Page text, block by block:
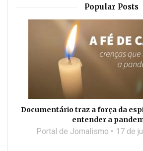
Popular Posts
Documentário traz a força da
entender a
Portal de Jornalismo 17 de